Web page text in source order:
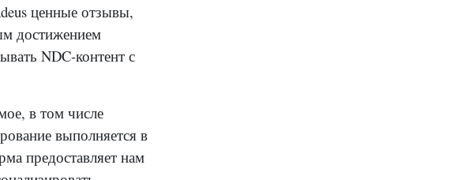
ценные отзывы,
достижением
NDC-контент с
в том числе
выполняется в
предоставляет нам